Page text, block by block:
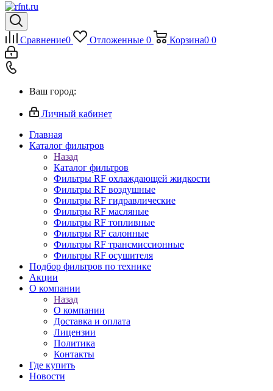
Сравнение0 Отложенные 0 Корзина0 0
Ваш город:
Личный кабинет
Главная
Каталог фильтров
Назад
Каталог фильтров
Фильтры RF охлаждающей жидкости
Фильтры RF воздушные
Фильтры RF гидравлические
Фильтры RF масляные
Фильтры RF топливные
Фильтры RF салонные
Фильтры RF трансмиссионные
Фильтры RF осушителя
Подбор фильтров по технике
Акции
О компании
Назад
О компании
Доставка и оплата
Лицензии
Политика
Контакты
Где купить
Новости